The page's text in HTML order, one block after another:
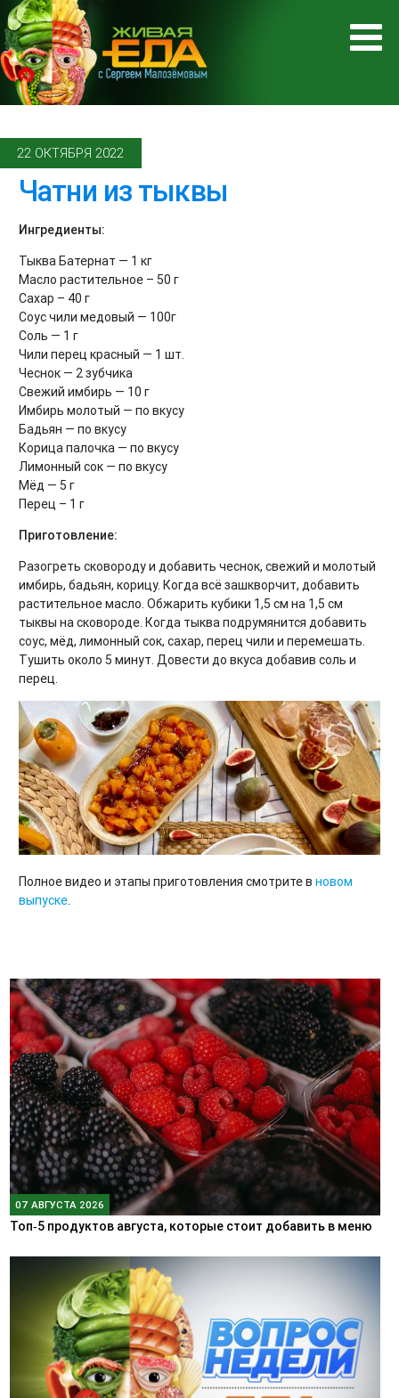
22 ОКТЯБРЯ 2022
Чатни из тыквы
Ингредиенты:
Тыква Батернат — 1 кг
Масло растительное – 50 г
Сахар – 40 г
Соус чили медовый — 100г
Соль — 1 г
Чили перец красный — 1 шт.
Чеснок — 2 зубчика
Свежий имбирь — 10 г
Имбирь молотый — по вкусу
Бадьян — по вкусу
Корица палочка — по вкусу
Лимонный сок — по вкусу
Мёд — 5 г
Перец – 1 г
Приготовление:
Разогреть сковороду и добавить чеснок, свежий и молотый
имбирь, бадьян, корицу. Когда всё зашкворчит, добавить
растительное масло. Обжарить кубики 1,5 см на 1,5 см
тыквы на сковороде. Когда тыква подрумянится добавить
соус, мёд, лимонный сок, сахар, перец чили и перемешать.
Тушить около 5 минут. Довести до вкуса добавив соль и
перец.
Полное видео и этапы приготовления смотрите в новом
выпуске.
07 АВГУСТА 2026
Топ‑5 продуктов августа, которые стоит добавить в меню